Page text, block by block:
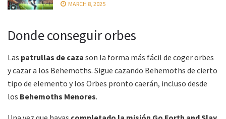
MARCH 8, 2025
Donde conseguir orbes
Las patrullas de caza son la forma más fácil de coger orbes
y cazar a los Behemoths. Sigue cazando Behemoths de cierto
tipo de elemento y los Orbes pronto caerán, incluso desde
los Behemoths Menores.